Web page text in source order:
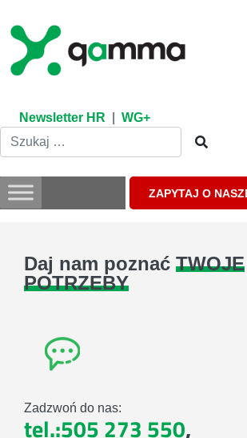
content
Newsletter HR WG+
ZAPYTAJ O
Daj nam poznać TWOJE
POTRZEBY
Zadzwoń do nas:
tel.:505 273 550,